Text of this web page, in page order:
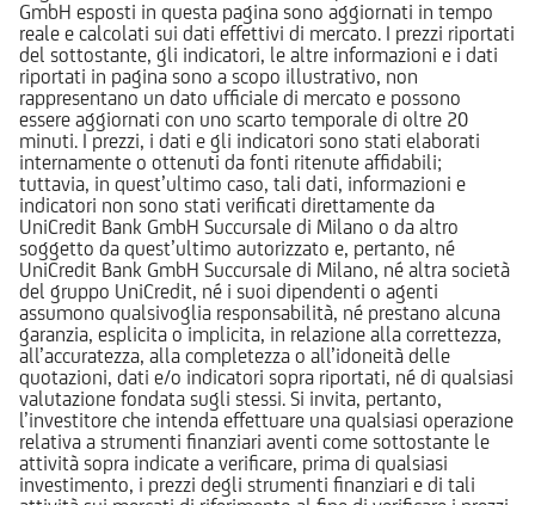
GmbH esposti in questa pagina sono aggiornati in tempo
reale e calcolati sui dati effettivi di mercato. I prezzi riportati
del sottostante, gli indicatori, le altre informazioni e i dati
riportati in pagina sono a scopo illustrativo, non
rappresentano un dato ufficiale di mercato e possono
essere aggiornati con uno scarto temporale di oltre 20
minuti. I prezzi, i dati e gli indicatori sono stati elaborati
internamente o ottenuti da fonti ritenute affidabili;
tuttavia, in quest’ultimo caso, tali dati, informazioni e
indicatori non sono stati verificati direttamente da
UniCredit Bank GmbH Succursale di Milano o da altro
soggetto da quest’ultimo autorizzato e, pertanto, né
UniCredit Bank GmbH Succursale di Milano, né altra società
del gruppo UniCredit, né i suoi dipendenti o agenti
assumono qualsivoglia responsabilità, né prestano alcuna
garanzia, esplicita o implicita, in relazione alla correttezza,
all’accuratezza, alla completezza o all’idoneità delle
quotazioni, dati e/o indicatori sopra riportati, né di qualsiasi
valutazione fondata sugli stessi. Si invita, pertanto,
l’investitore che intenda effettuare una qualsiasi operazione
relativa a strumenti finanziari aventi come sottostante le
attività sopra indicate a verificare, prima di qualsiasi
investimento, i prezzi degli strumenti finanziari e di tali